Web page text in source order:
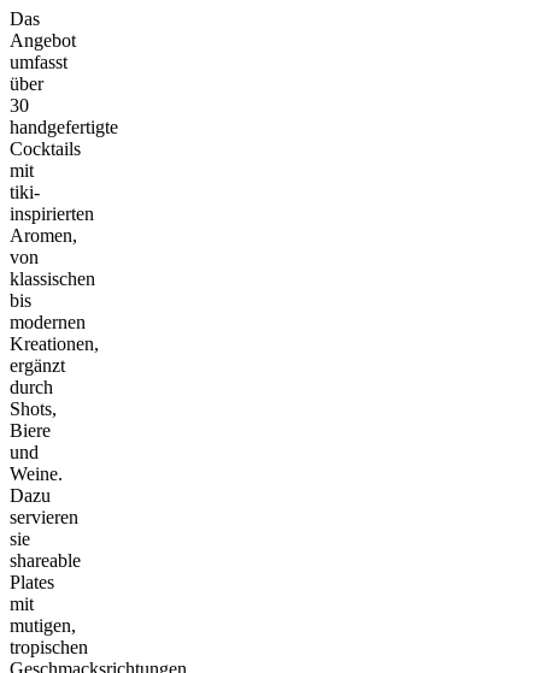
Das
Angebot
umfasst
über
30
handgefertigte
Cocktails
mit
tiki-
inspirierten
Aromen,
von
klassischen
bis
modernen
Kreationen,
ergänzt
durch
Shots,
Biere
und
Weine.
Dazu
servieren
sie
shareable
Plates
mit
mutigen,
tropischen